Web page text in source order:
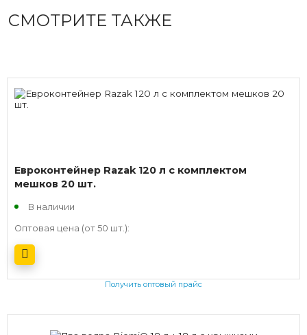
СМОТРИТЕ ТАКЖЕ
Евроконтейнер Razak 120 л с комплектом
мешков 20 шт.
В наличии
Оптовая цена (от 50 шт.):
Получить оптовый прайс